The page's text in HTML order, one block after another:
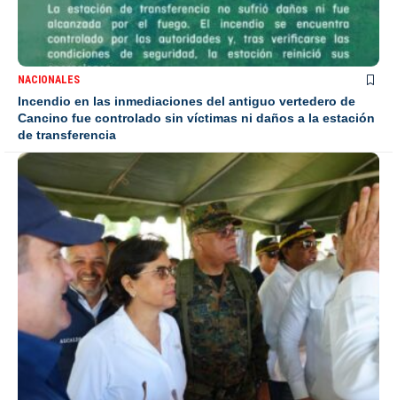
NACIONALES
Incendio en las inmediaciones del antiguo vertedero de
Cancino fue controlado sin víctimas ni daños a la estación
de transferencia